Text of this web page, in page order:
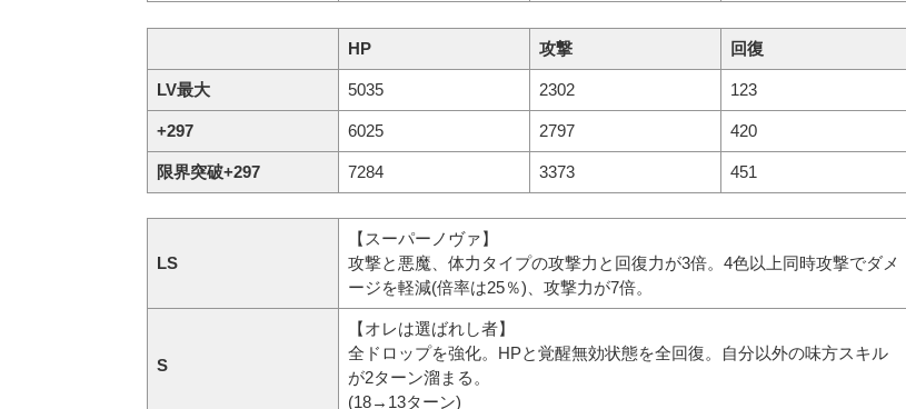
HP 攻撃 回復
LV最大 5035 2302 123
+297 6025 2797 420
限界突破+297 7284 3373 451
LS
【スーパーノヴァ】
攻撃と悪魔、体力タイプの攻撃力と回復力が3倍。4色以上同時攻撃でダメ
ージを軽減(倍率は25％)、攻撃力が7倍。
S
【オレは選ばれし者】
全ドロップを強化。HPと覚醒無効状態を全回復。自分以外の味方スキル
が2ターン溜まる。
(18→13ターン)